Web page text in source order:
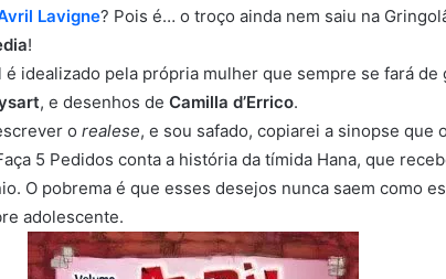
Lavigne? Pois é… o troço ainda nem saiu na
!
idealizado pela própria mulher que sempre se fará de
, e desenhos de Camilla d’Errico.
o realese, e sou safado, copiarei a sinopse que
5 Pedidos conta a história da tímida Hana, que
O pobrema é que esses desejos nunca saem como
adolescente.